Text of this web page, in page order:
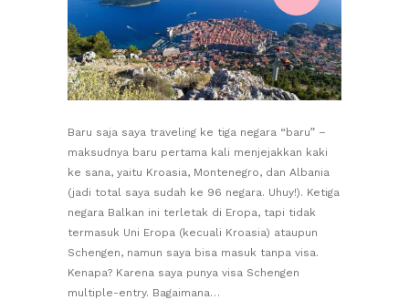
Baru saja saya traveling ke tiga negara “baru” –
maksudnya baru pertama kali menjejakkan kaki
ke sana, yaitu Kroasia, Montenegro, dan Albania
(jadi total saya sudah ke 96 negara. Uhuy!). Ketiga
negara Balkan ini terletak di Eropa, tapi tidak
termasuk Uni Eropa (kecuali Kroasia) ataupun
Schengen, namun saya bisa masuk tanpa visa.
Kenapa? Karena saya punya visa Schengen
multiple-entry. Bagaimana…